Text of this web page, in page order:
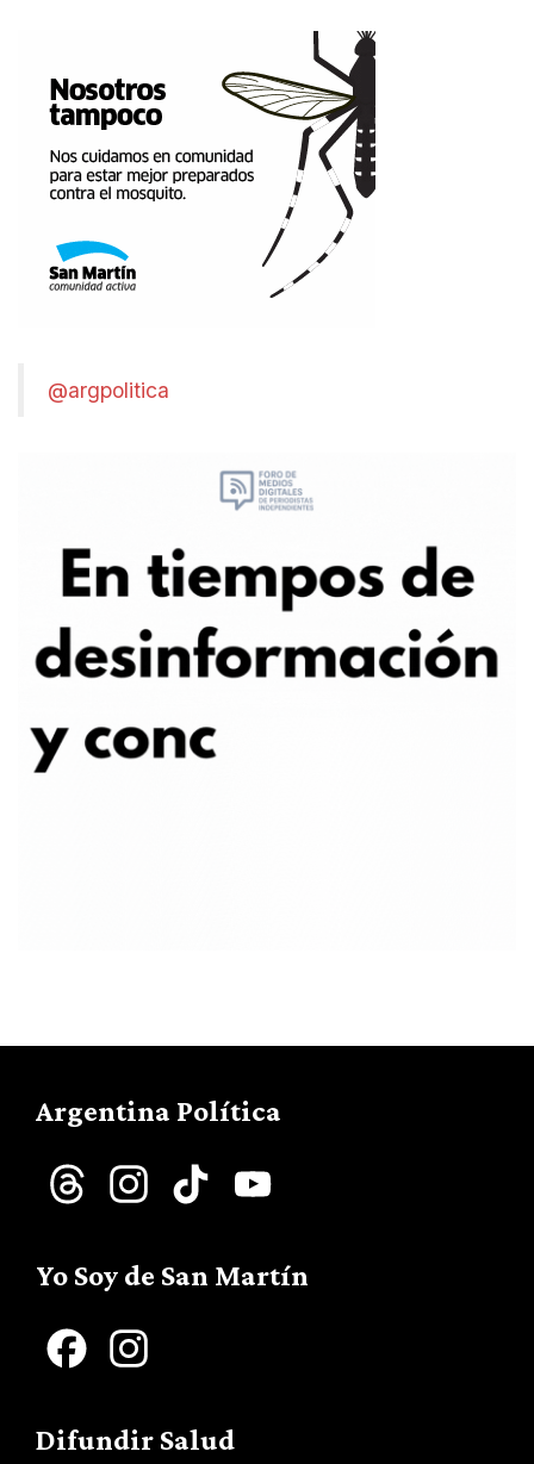
@argpolitica
Argentina Política
Threads InstagramTikTok
Yo Soy de San Martín
Facebook
Difundir Salud